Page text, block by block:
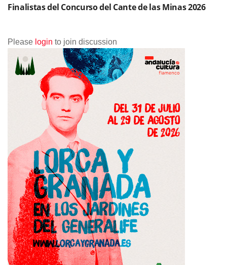
Finalistas del Concurso del Cante de las Minas 2026
Please login to join discussion